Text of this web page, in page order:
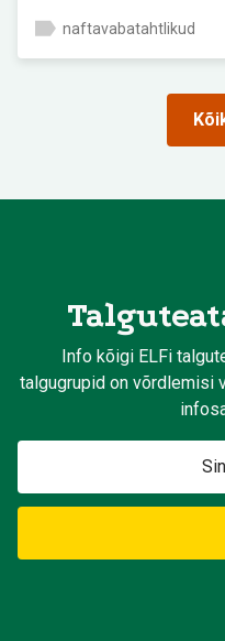
naftavabatahtlikud
Info kõigi ELFi
talgugrupid on võrdlemisi